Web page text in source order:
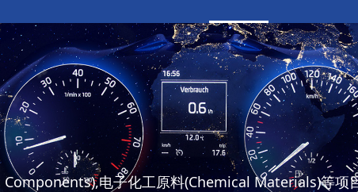
电子化工原料(Chemical Materials)等项